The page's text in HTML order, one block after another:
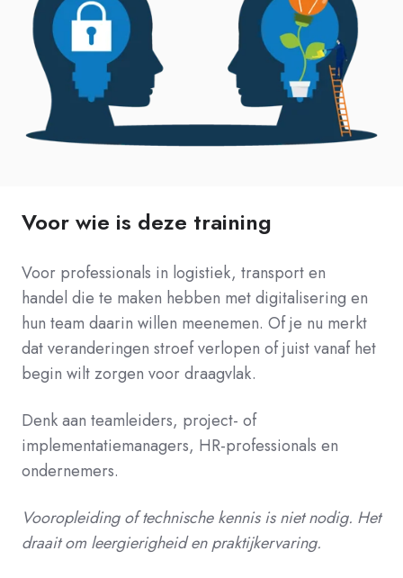
Voor wie is deze training
Voor professionals in logistiek, transport en
handel die te maken hebben met digitalisering en
hun team daarin willen meenemen. Of je nu merkt
dat veranderingen stroef verlopen of juist vanaf het
begin wilt zorgen voor draagvlak.
Denk aan teamleiders, project- of
implementatiemanagers, HR-professionals en
ondernemers.
Vooropleiding of technische kennis is niet nodig. Het
draait om leergierigheid en praktijkervaring.